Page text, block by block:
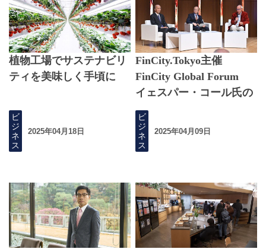
植物工場でサステナビリ
ティを美味しく手頃に
ビ
ジ
ネ
ス
2025年04月18日
FinCity.Tokyo主催
FinCity Global Forum
イェスパー・コール氏の
モデレーションによる基
調対談：日本の金融の未
来を導く東京の役割とは
ビ
ジ
ネ
ス
2025年04月09日